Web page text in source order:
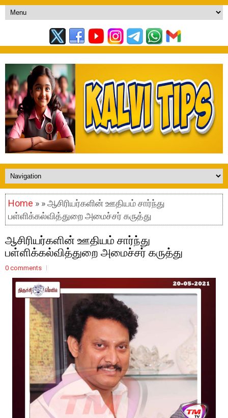
Home » » ஆசிரியர்களின் ஊதியம் சார்ந்து
பள்ளிக்கல்வித்துறை அமைச்சர் கருத்து
ஆசிரியர்களின் ஊதியம் சார்ந்து
பள்ளிக்கல்வித்துறை அமைச்சர் கருத்து
0 comments